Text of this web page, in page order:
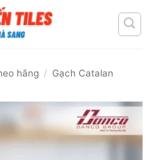
hãng / Gạch Catalan